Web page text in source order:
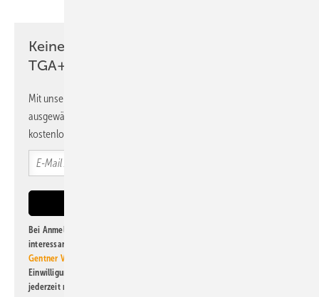
Keine Zeit? Kein Problem mit dem
TGA+E Newsletter!
Mit unserem Newsletter erhalten Sie regelmäßig von uns
ausgewählte Informationen und Neuigkeiten, gebündelt und
kostenlos direkt ins Postfach.
Bei Anmeldung zu diesem Newsletter bin ich damit einverstanden, über
interessante Verlags- und Online-Angebote
Gentner Verlag GmbH & Co. KG
Einwilligung kann ich jederzeit widerrufen und eine Abmeldung ist
jederzeit möglich. Informationen zum Umgang mit Daten finden Sie